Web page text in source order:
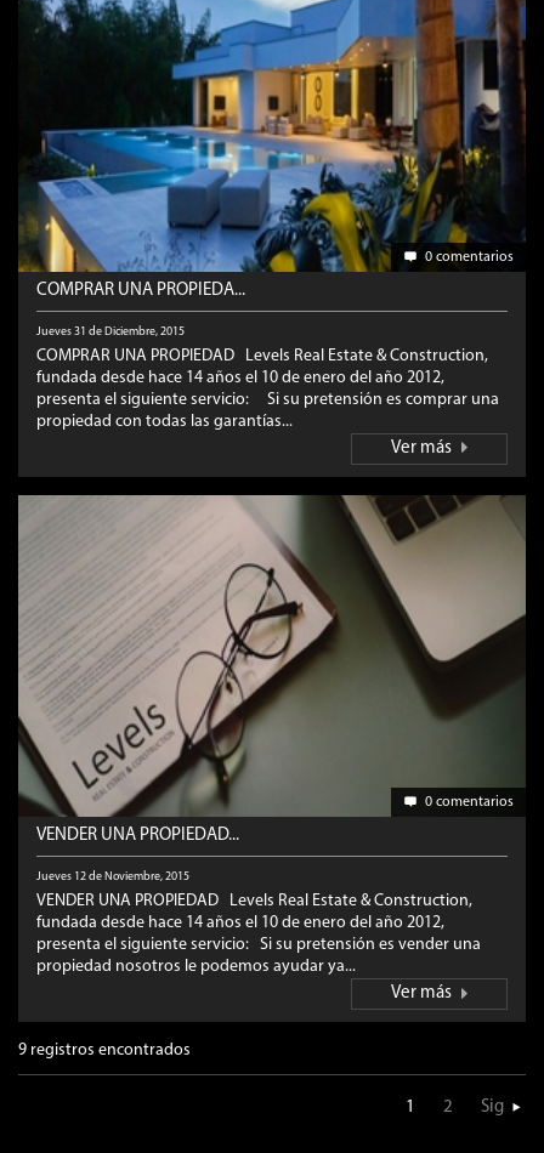
0 comentarios
COMPRAR UNA PROPIEDA...
Jueves 31 de Diciembre, 2015
COMPRAR UNA PROPIEDAD Levels Real Estate & Construction,
fundada desde hace 14 años el 10 de enero del año 2012,
presenta el siguiente servicio: Si su pretensión es comprar una
propiedad con todas las garantías...
Ver más
0 comentarios
VENDER UNA PROPIEDAD...
Jueves 12 de Noviembre, 2015
VENDER UNA PROPIEDAD Levels Real Estate & Construction,
fundada desde hace 14 años el 10 de enero del año 2012,
presenta el siguiente servicio: Si su pretensión es vender una
propiedad nosotros le podemos ayudar ya...
Ver más
9 registros encontrados
1 2 Sig